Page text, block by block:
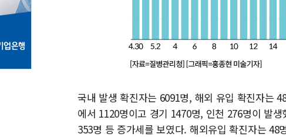
국내 발생 확진자는 6091명, 해외 유입 확진자는
에서 1120명이고 경기 1470명, 인천 276명이 발
353명 등 증가세를 보였다. 해외유입 확진자는